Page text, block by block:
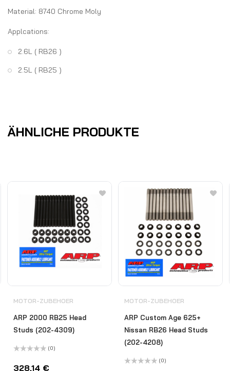
Material: 8740 Chrome Moly
Applcations:
2.6L ( RB26 )
2.5L ( RB25 )
ÄHNLICHE PRODUKTE
MOTOR-ZUBEHOER
ARP 2000 RB25 Head
Studs (202-4309)
mit
(0)
328,14 €
MOTOR-ZUBEHOER
ARP Custom Age 625+
Nissan RB26 Head Studs
(202-4208)
(0)